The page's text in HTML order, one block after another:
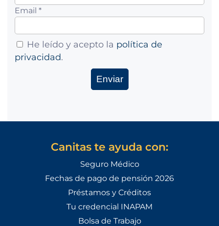
Email *
He leído y acepto la política de
privacidad.
Canitas te ayuda con:
Seguro Médico
Fechas de pago de pensión 2026
Préstamos y Créditos
Tu credencial INAPAM
Bolsa de Trabajo